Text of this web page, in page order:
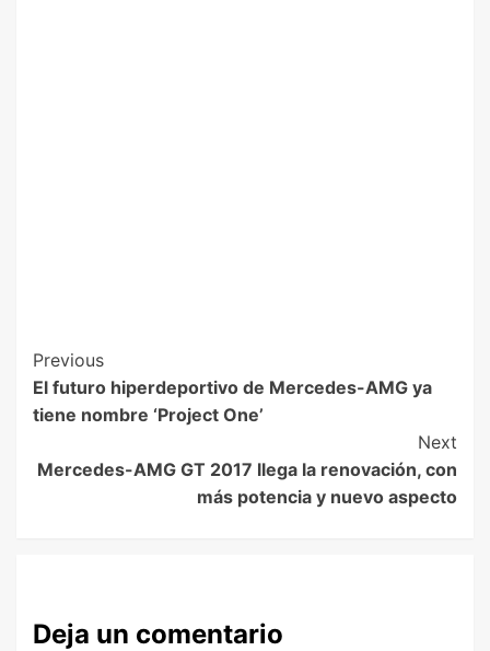
Previous
El futuro hiperdeportivo de Mercedes-AMG ya
tiene nombre ‘Project One’
Next
Mercedes-AMG GT 2017 llega la renovación, con
más potencia y nuevo aspecto
Deja un comentario